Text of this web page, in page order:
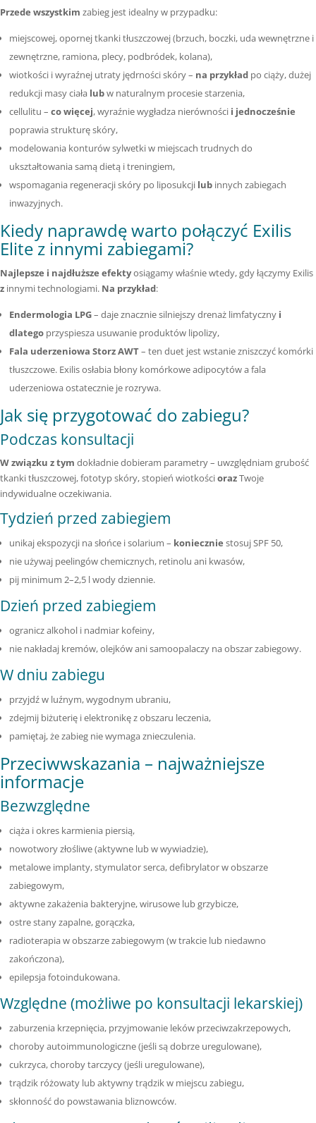
Przede wszystkim zabieg jest idealny w przypadku:
miejscowej, opornej tkanki tłuszczowej (brzuch, boczki, uda wewnętrzne i
zewnętrzne, ramiona, plecy, podbródek, kolana),
wiotkości i wyraźnej utraty jędrności skóry – na przykład po ciąży, dużej
redukcji masy ciała lubw naturalnym procesie starzenia,
cellulitu – co więcej, wyraźnie wygładza nierówności i jednocześnie
poprawia strukturę skóry,
modelowania konturów sylwetki w miejscach trudnych do
ukształtowania samą dietą i treningiem,
wspomagania regeneracji skóry po liposukcji lub innych zabiegach
inwazyjnych.
Kiedy naprawdę warto połączyć Exilis
Elite z innymi zabiegami?
Najlepsze i najdłuższe efektyosiągamy właśnie wtedy, gdy łączymy Exilis
z innymi technologiami. Na przykład:
Endermologia LPG– daje znacznie silniejszy drenaż limfatyczny i
dlatego przyspiesza usuwanie produktów lipolizy,
Fala uderzeniowa Storz AWT– ten duet jest wstanie zniszczyć komórki
tłuszczowe. Exilis osłabia błony komórkowe adipocytów a fala
uderzeniowa ostatecznie je rozrywa.
Jak się przygotować do zabiegu?
Podczas konsultacji
W związku z tym dokładnie dobieram parametry – uwzględniam grubość
tkanki tłuszczowej, fototyp skóry, stopień wiotkościorazTwoje
indywidualne oczekiwania.
Tydzień przed zabiegiem
unikaj ekspozycji na słońce i solarium – koniecznie stosuj SPF 50,
nie używaj peelingów chemicznych, retinolu ani kwasów,
pij minimum 2–2,5 l wody dziennie.
Dzień przed zabiegiem
ogranicz alkohol i nadmiar kofeiny,
nie nakładaj kremów, olejków ani samoopalaczy na obszar zabiegowy.
W dniu zabiegu
przyjdź w luźnym, wygodnym ubraniu,
zdejmij biżuterię i elektronikę z obszaru leczenia,
pamiętaj, że zabieg nie wymaga znieczulenia.
Przeciwwskazania – najważniejsze
informacje
Bezwzględne
ciąża i okres karmienia piersią,
nowotwory złośliwe (aktywne lub w wywiadzie),
metalowe implanty, stymulator serca, defibrylator w obszarze
zabiegowym,
aktywne zakażenia bakteryjne, wirusowe lub grzybicze,
ostre stany zapalne, gorączka,
radioterapia w obszarze zabiegowym (w trakcie lub niedawno
zakończona),
epilepsja fotoindukowana.
Względne (możliwe po konsultacji lekarskiej)
zaburzenia krzepnięcia, przyjmowanie leków przeciwzakrzepowych,
choroby autoimmunologiczne (jeśli są dobrze uregulowane),
cukrzyca, choroby tarczycy (jeśli uregulowane),
trądzik różowaty lub aktywny trądzik w miejscu zabiegu,
skłonność do powstawania bliznowców.